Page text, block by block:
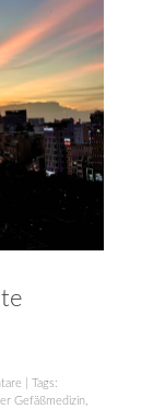
| Tags:
Gefäßmedizin,